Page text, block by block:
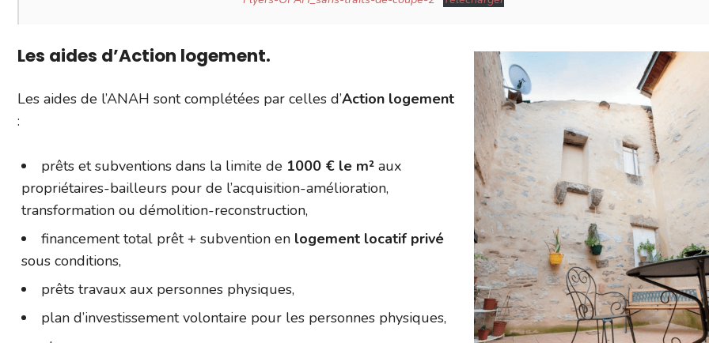
Les aides d’Action logement.
Les aides de l’ANAH sont complétées par celles d’Action logement
:
prêts et subventions dans la limite de 1000 € le m² aux
propriétaires-bailleurs pour de l’acquisition-amélioration,
transformation ou démolition-reconstruction,
financement total prêt + subvention en logement locatif privé
sous conditions,
prêts travaux aux personnes physiques,
plan d’investissement volontaire pour les personnes physiques,